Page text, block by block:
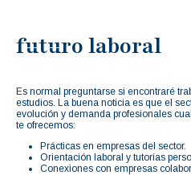
futuro laboral
Es normal preguntarse si encontraré
estudios. La buena noticia es que el
evolución y demanda profesionales
te ofrecemos:
Prácticas en empresas del sector.
Orientación laboral y tutorías
Conexiones con empresas